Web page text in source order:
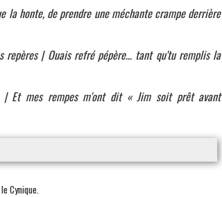
la honte, de prendre une méchante crampe derrière
repères | Ouais refré pépère… tant qu'tu remplis la
| Et mes rempes m'ont dit « Jim soit prêt avant
Cynique.